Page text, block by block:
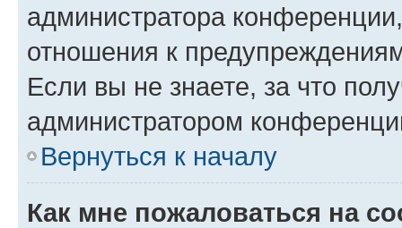
администратора
отношения к
Если вы не знаете, за что
администратором
Вернуться к началу
Как мне пожаловаться на